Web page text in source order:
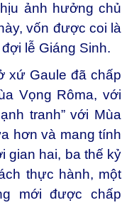
ảnh hưởng chủ
vốn được coi là
lễ Giáng Sinh.
xứ Gaule đã chấp
Vọng Rôma, với
tranh” với Mùa
hơn và mang tính
gian hai, ba thế kỷ
thực hành, một
mới được chấp